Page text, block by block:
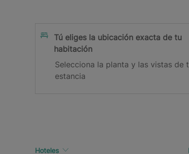
Tú eliges la ubicación exacta de tu
habitación
Selecciona la planta y las vistas de
estancia
Hoteles